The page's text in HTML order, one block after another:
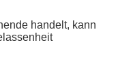
handelt, kann